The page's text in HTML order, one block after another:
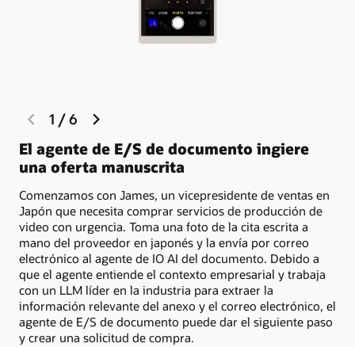
previous
slide
1 /6
El agente de E/S de documento ingiere
una oferta manuscrita
Comenzamos con James, un vicepresidente de ventas en
Japón que necesita comprar servicios de producción de
video con urgencia. Toma una foto de la cita escrita a
mano del proveedor en japonés y la envía por correo
electrónico al agente de IO AI del documento. Debido a
que el agente entiende el contexto empresarial y trabaja
con un LLM líder en la industria para extraer la
información relevante del anexo y el correo electrónico, el
agente de E/S de documento puede dar el siguiente paso
y crear una solicitud de compra.